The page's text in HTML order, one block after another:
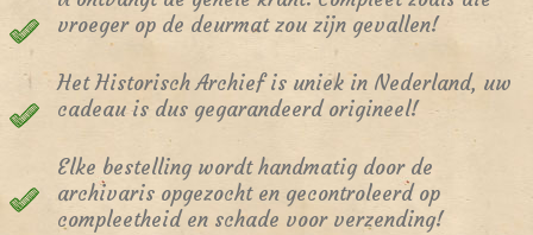
vroeger op de deurmat zou zijn gevallen!
Het Historisch Archief is uniek in Nederland, uw
cadeau is dus gegarandeerd origineel!
Elke bestelling wordt handmatig door de
archivaris opgezocht en gecontroleerd op
compleetheid en schade voor verzending!